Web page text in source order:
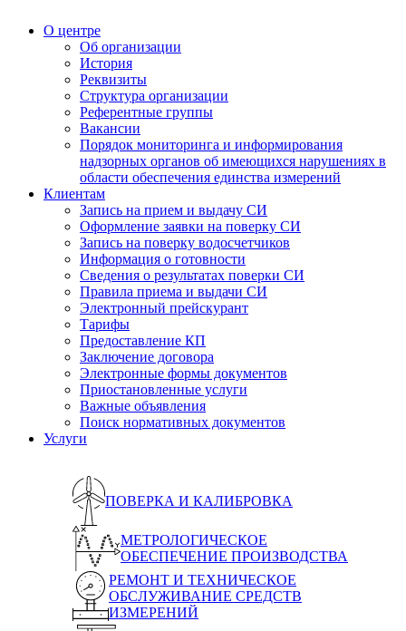
О центре
Об организации
История
Реквизиты
Структура организации
Референтные группы
Вакансии
Порядок мониторинга и информирования
надзорных органов об имеющихся нарушениях в
области обеспечения единства измерений
Клиентам
Запись на прием и выдачу СИ
Оформление заявки на поверку СИ
Запись на поверку водосчетчиков
Информация о готовности
Сведения о результатах поверки СИ
Правила приема и выдачи СИ
Электронный прейскурант
Тарифы
Предоставление КП
Заключение договора
Электронные формы документов
Приостановленные услуги
Важные объявления
Поиск нормативных документов
Услуги
ПОВЕРКА И КАЛИБРОВКА
МЕТРОЛОГИЧЕСКОЕ
ОБЕСПЕЧЕНИЕ ПРОИЗВОДСТВА
РЕМОНТ И ТЕХНИЧЕСКОЕ
ОБСЛУЖИВАНИЕ СРЕДСТВ
ИЗМЕРЕНИЙ